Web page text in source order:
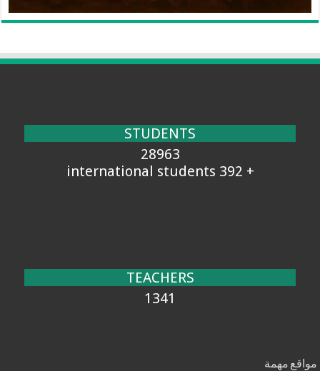
STUDENTS
28963
+ 392 international students
TEACHERS
1341
مواقع مهمة